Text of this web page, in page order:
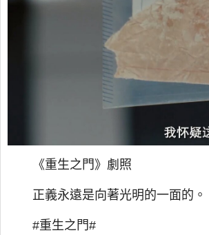
《重生之門》劇照
正義永遠是向著光明的一面的。
#重生之門#